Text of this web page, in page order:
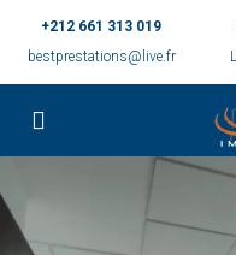
+212 661 313 019
bestprestations@live.fr